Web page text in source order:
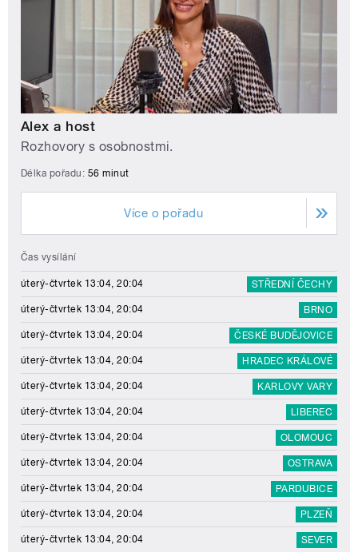
Alex a host
Rozhovory s osobnostmi.
Délka pořadu: 56 minut
Více o pořadu
Čas vysílání
úterý-čtvrtek 13:04, 20:04 STŘEDNÍ ČECHY
úterý-čtvrtek 13:04, 20:04 BRNO
úterý-čtvrtek 13:04, 20:04 ČESKÉ BUDĚJOVICE
úterý-čtvrtek 13:04, 20:04 HRADEC KRÁLOVÉ
úterý-čtvrtek 13:04, 20:04 KARLOVY VARY
úterý-čtvrtek 13:04, 20:04 LIBEREC
úterý-čtvrtek 13:04, 20:04 OLOMOUC
úterý-čtvrtek 13:04, 20:04 OSTRAVA
úterý-čtvrtek 13:04, 20:04 PARDUBICE
úterý-čtvrtek 13:04, 20:04 PLZEŇ
úterý-čtvrtek 13:04, 20:04 SEVER